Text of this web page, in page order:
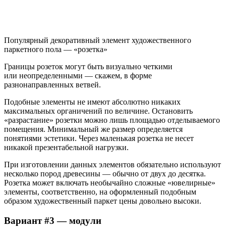
Популярный декоративный элемент художественного
паркетного пола — «розетка»
Границы розеток могут быть визуально четкими
или неопределенными — скажем, в форме
разнонаправленных ветвей.
Подобные элементы не имеют абсолютно никаких
максимальных органичений по величине. Остановить
«разрастание» розетки можно лишь площадью отделываемого
помещения. Минимальный же размер определяется
понятиями эстетики. Через маленькая розетка не несет
никакой презентабельной нагрузки.
При изготовлении данных элементов обязательно используют
несколько пород древесины — обычно от двух до десятка.
Розетка может включать необычайно сложные «ювелирные»
элементы, соответственно, на оформленный подобным
образом художественный паркет цены довольно высоки.
Вариант #3 — модули